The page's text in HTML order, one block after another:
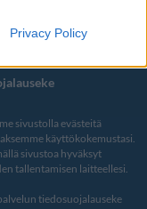
Privacy Policy
sivustolla evästeitä
käyttökokemustasi.
sivustoa hyväksyt
tallentamisen laitteellesi.
tiedosuojalauseke